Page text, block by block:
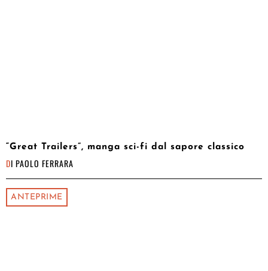
“Great Trailers”, manga sci-fi dal sapore classico
DI PAOLO FERRARA
ANTEPRIME